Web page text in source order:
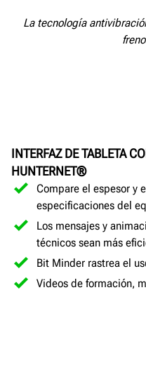
La tecnología
INTERFAZ DE TABLETA
HUNTERNET®
Compare el espesor y
especificaciones del
Los mensajes y
técnicos sean más
Bit Minder rastrea el
Videos de formación,